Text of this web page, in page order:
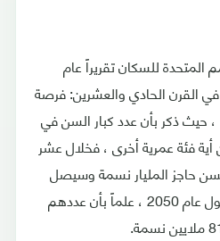
للسكان تقريراً عام
في القرن الحادي والعشرين: فرصة
حيث ذكر بأن عدد كبار السن في
أية فئة عمرية أخرى ، فخلال عشر
حاجز المليار نسمة وسيصل
العدد الى ملياري نسمة بحلول عام 2050 ، علماً بأن عددهم